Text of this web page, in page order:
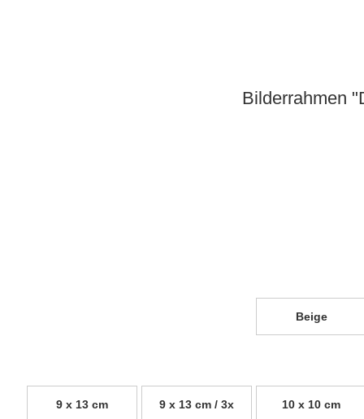
Bilderrahmen
Beige
9 x 13 cm 9 x 13 cm / 3x 10 x 10 cm